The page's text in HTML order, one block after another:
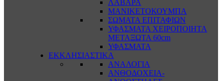
ΛΑΒΑΡΑ
ΜΑΝΙΚΕΤΟΚΟΥΜΠΑ
ΣΩΜΑΤΑ ΕΠΙΤΑΦΙΩΝ
ΥΦΑΣΜΑΤΑ ΧΕΙΡΟΠΟΙΗΤΑ
ΜΕΤΑΞΩΤΑ 60cm
ΥΦΑΣΜΑΤΑ
ΕΚΚΛΗΣΙΑΣΤΙΚΑ
ΑΝΑΛΟΓΙΑ
ΑΝΘΟΔΟΧΕΙΑ-